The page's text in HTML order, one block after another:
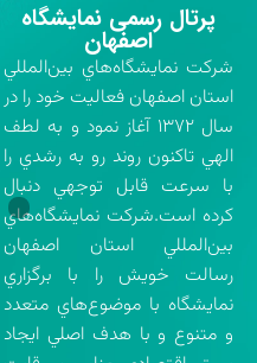
پرتال رسمی نمایشگاه
اصفهان
شركت نمايشگاه‌هاي بين‌المللي
استان اصفهان فعاليت خود را در
سال ۱۳۷۲ آغاز نمود و به لطف
الهي تاكنون روند رو به رشدي را
با سرعت قابل توجهي دنبال
كرده است.شركت نمايشگاه‌هاي
بين‌المللي استان اصفهان
رسالت خويش را با برگزاري
نمايشگاه با موضوع‌هاي متعدد
و متنوع و با هدف اصلي ايجاد